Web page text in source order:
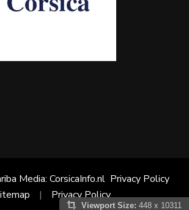
Media: CorsicaInfo.nl Privacy Policy
Privacy Policy
Viewport Size: 448 x 10311